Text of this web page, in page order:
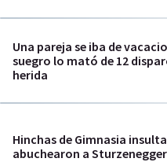
Una pareja se iba de
suegro lo mató de 12
herida
Hinchas de Gimnasia
abuchearon a